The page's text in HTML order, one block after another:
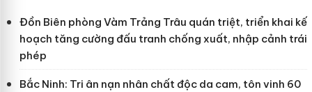
Đồn Biên phòng Vàm Trảng Trâu quán triệt, triển khai kế
hoạch tăng cường đấu tranh chống xuất, nhập cảnh trái
phép
Bắc Ninh: Tri ân nạn nhân chất độc da cam, tôn vinh 60